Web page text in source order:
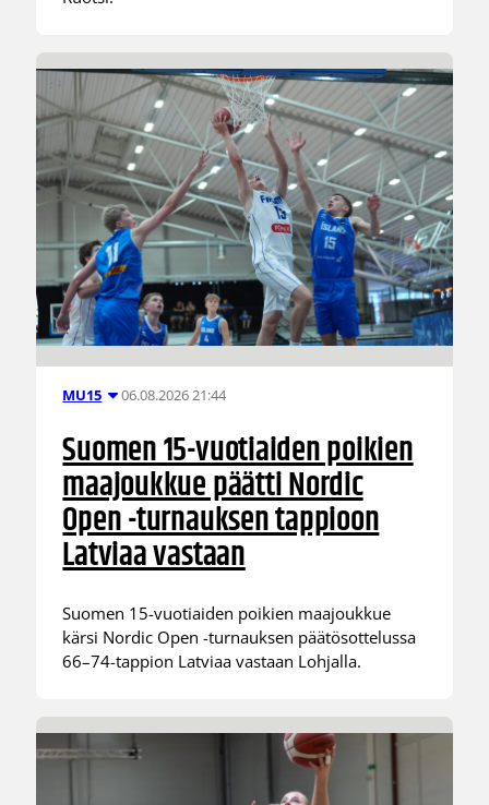
MU15 06.08.2026 21:44
Suomen 15-vuotiaiden poikien
maajoukkue päätti Nordic
Open -turnauksen tappioon
Latviaa vastaan
Suomen 15-vuotiaiden poikien maajoukkue
kärsi Nordic Open -turnauksen päätösottelussa
66–74-tappion Latviaa vastaan Lohjalla.